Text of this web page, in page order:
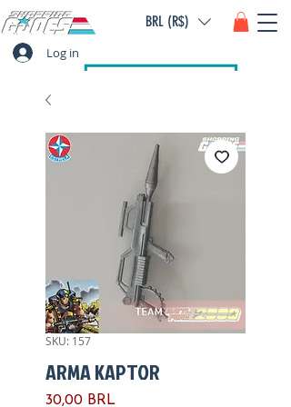
Log in
BRL (R$)
SKU: 157
ARMA KAPTOR
30,00 BRL